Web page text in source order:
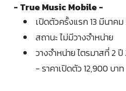
- True Music Mobile -
เปิดตัวครั้งแรก 13 มีนาค
สถานะ ไม่มีวางจำหน่าย
วางจำหน่าย ไตรมาสที่ 2
- ราคาเปิดตัว 12,900 บ